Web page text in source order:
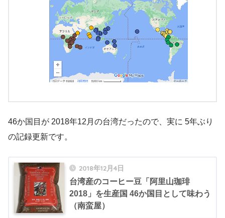
46か国目が 2018年12月の台湾だったので、実に 5年ぶり
の記録更新です。
2018年12月4日
台湾産のコーヒー豆「阿里山珈琲
2018」を生産国 46か国目として味わう
（南蛮屋）